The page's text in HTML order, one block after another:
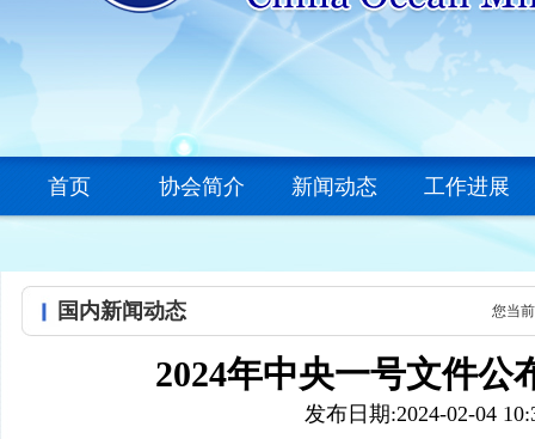
首页 协会简介 新闻动态 工作进展
国内新闻动态 您当
2024年中央一号文件公
发布日期:2024-02-04